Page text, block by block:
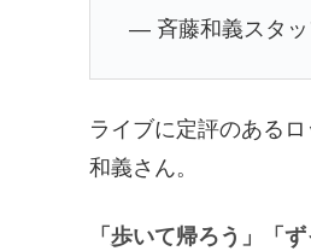
— 斉藤和義スタッ
ライブに定評のある
和義さん。
「歩いて帰ろう」「